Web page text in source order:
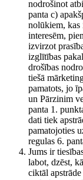
nodrošinot
panta c)
nolūkiem, kas
interesēm,
izvirzot
izglītības
drošības
tiešā
pamatots, jo
un Pārzinim
panta 1.
dati tiek
pamatojoties
regulas 6.
Jums ir
labot, dzēst,
ciktāl